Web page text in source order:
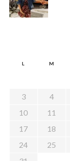
L M
3
4
10
11
17
18
24
25